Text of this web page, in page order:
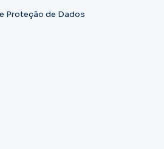
Proteção de Dados